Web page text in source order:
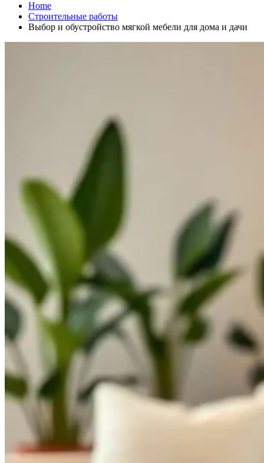
Home
Строительные работы
Выбор и обустройство мягкой мебели для дома и дачи